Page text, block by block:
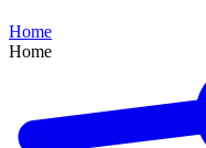
Home
Home